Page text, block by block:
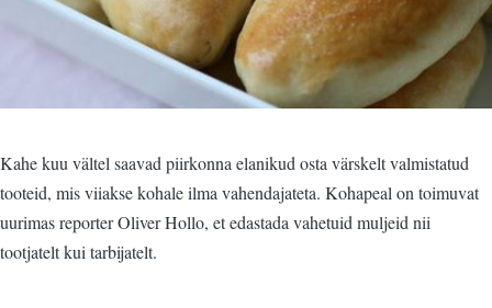
Kahe kuu vältel saavad piirkonna elanikud osta värskelt valmistatud
tooteid, mis viiakse kohale ilma vahendajateta. Kohapeal on toimuvat
uurimas reporter Oliver Hollo, et edastada vahetuid muljeid nii
tootjatelt kui tarbijatelt.